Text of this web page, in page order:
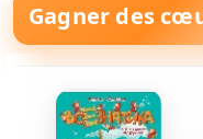
Gagner des